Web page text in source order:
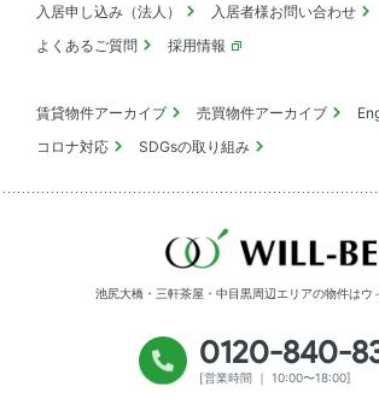
入居申し込み（法人）
入居者様お問い合わせ
よくあるご質問
採用情報
賃貸物件アーカイブ 売買物件アーカイブ
コロナ対応
SDGsの取り組み
池尻大橋・三軒茶屋・中目黒周辺エリアの物件はウ
0120-840-
[営業時間 ｜ 10:00〜18:00]